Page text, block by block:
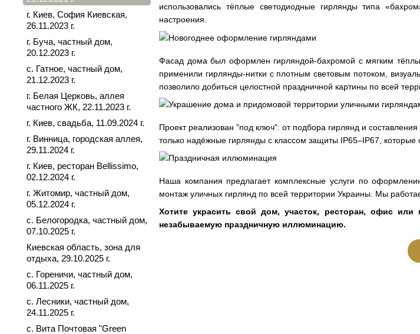
использовались тёплые светодиодные гирлянды типа
настроения.
Фасад дома был оформлен гирляндой-бахромой с мягким
применили гирлянды-нитки с плотным световым потоком,
позволило добиться целостной праздничной картины по всей
Проект реализован "под ключ": от подбора гирлянд и
только надёжные гирлянды с классом защиты IP65–IP67,
Наша компания предлагает комплексные услуги по
монтаж уличных гирлянд по всей территории Украины. Мы
Хотите украсить свой дом, участок, ресторан, офис
незабываемую праздничную иллюминацию.
г. Киев, София Киевская,
26.11.2023 г.
г. Буча, частный дом,
20.12.2023 г.
с. Гатное, частный дом,
21.12.2023 г.
г. Белая Церковь, аллея
частного ЖК, 22.11.2023 г.
г. Киев, свадьба, 11.09.2024 г.
г. Винница, городская аллея,
29.11.2024 г.
г. Киев, ресторан Bellissimo,
02.12.2024 г.
г. Житомир, частный дом,
05.12.2024 г.
с. Белогородка, частный дом,
07.10.2025 г.
Киевская область, зона для
отдыха, 29.10.2025 г.
с. Гореничи, частный дом,
06.11.2025 г.
с. Лесники, частный дом,
24.11.2025 г.
с. Вита Почтовая "Green